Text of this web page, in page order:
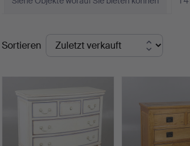
Endpreise
Sortieren